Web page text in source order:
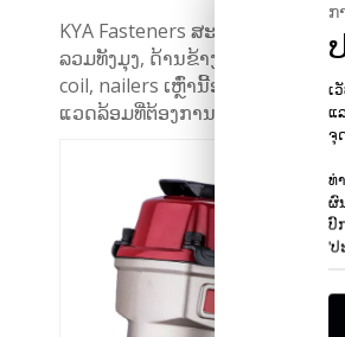
KYA Fasteners ສະຫນອງເຄື່ອງເ
ລວມທັງມຸງ, ດ້ານຂ້າງ, ຮົ້ວ,
coil, nailers ເຫຼົ່ານີ້ອະນຸຍາດໃຫ້ສໍາ
ແວດລ້ອມທີ່ຕ້ອງການ. ຮູບແບບພິເສ
ກ
ເ
ແ
ຈຸ
ທ່
ຜົ
ປົ
'ປ